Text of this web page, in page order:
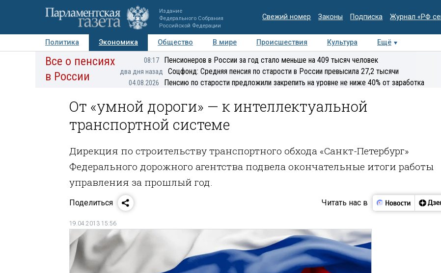
Издание
Федерального Собрания
Российской Федерации
Свежий номер Законы Подписка Журнал «РФ
Политика Экономика Общество В мире Происшествия Культура Ещё
Авторы Персоны Мнения Регионы Медиацентр Интервью Колумнисты
Все о пенсиях
в России
08:17 Пенсионеров в России за год стало меньше на 409 тысяч человек
два дня назад Соцфонд: Средняя пенсия по старости в России превысила 27,2 тысячи
04.08.2026 Пенсию по старости предложили закрепить на уровне не ниже 40% от заработка
От «умной дороги» — к интеллектуальной
транспортной системе
Дирекция по строительству транспортного обхода «Санкт-Петербург»
Федерального дорожного агентства подвела окончательные итоги работы
управления за прошлый год.
Поделиться Читать нас в
19.04.2013 15:56